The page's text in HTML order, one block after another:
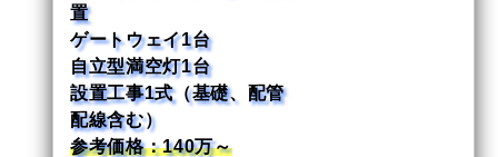
置
ゲートウェイ1台
自立型満空灯1台
設置工事1式（基礎、配管
配線含む）
参考価格：140万～